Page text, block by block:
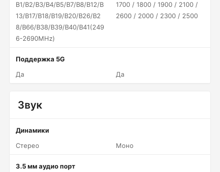
B1/B2/B3/B4/B5/B7/B8/B12/B
13/B17/B18/B19/B20/B26/B2
8/B66/B38/B39/B40/B41(249
6-2690MHz)
1700 / 1800 / 1900 / 2100 /
2600 / 2000 / 2300 / 2500
Поддержка 5G
Да
Да
Звук
Динамики
Стерео
Моно
3.5 мм аудио порт